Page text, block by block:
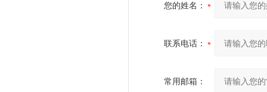
您的姓名：
联系电话：
常用邮箱：